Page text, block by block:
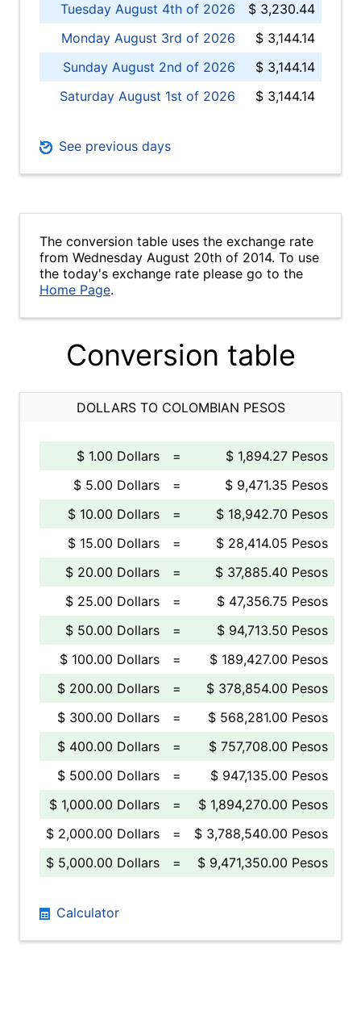
Tuesday August 4th of 2026
$ 3,230.44
Monday August 3rd of 2026
$ 3,144.14
Sunday August 2nd of 2026
$ 3,144.14
Saturday August 1st of 2026
$ 3,144.14
See previous days
The conversion table uses the exchange rate
from Wednesday August 20th of 2014. To use
the today's exchange rate please go to the
Home Page.
Conversion table
DOLLARS TO COLOMBIAN PESOS
$ 1.00 Dollars =
$ 1,894.27 Pesos
$ 5.00 Dollars
=
$ 9,471.35 Pesos
$ 10.00 Dollars
=
$ 18,942.70 Pesos
$ 15.00 Dollars
=
$ 28,414.05 Pesos
$ 20.00 Dollars
=
$ 37,885.40 Pesos
$ 25.00 Dollars
=
$ 47,356.75 Pesos
$ 50.00 Dollars
=
$ 94,713.50 Pesos
$ 100.00 Dollars
=
$ 189,427.00 Pesos
$ 200.00 Dollars
=
$ 378,854.00 Pesos
$ 300.00 Dollars
=
$ 568,281.00 Pesos
$ 400.00 Dollars
=
$ 757,708.00 Pesos
$ 500.00 Dollars
=
$ 947,135.00 Pesos
$ 1,000.00 Dollars
=
$ 1,894,270.00 Pesos
$ 2,000.00 Dollars
=
$ 3,788,540.00 Pesos
$ 5,000.00 Dollars
= $ 9,471,350.00 Pesos
Calculator